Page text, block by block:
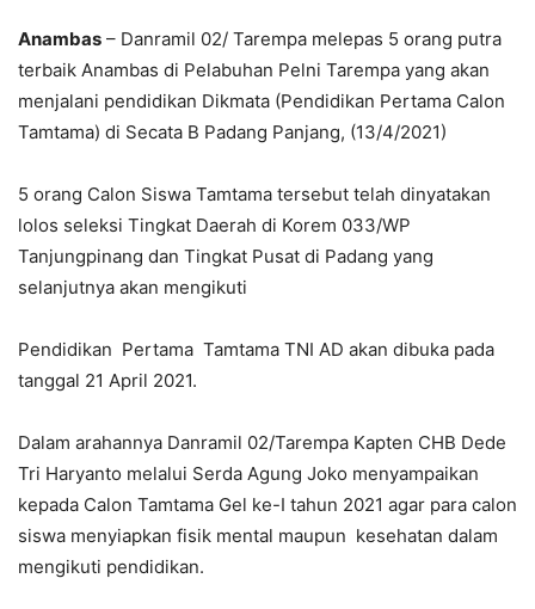
Anambas – Danramil 02/ Tarempa melepas 5 orang putra
terbaik Anambas di Pelabuhan Pelni Tarempa yang akan
menjalani pendidikan Dikmata (Pendidikan Pertama Calon
Tamtama) di Secata B Padang Panjang, (13/4/2021)
5 orang Calon Siswa Tamtama tersebut telah dinyatakan
lolos seleksi Tingkat Daerah di Korem 033/WP
Tanjungpinang dan Tingkat Pusat di Padang yang
selanjutnya akan mengikuti
Pendidikan Pertama Tamtama TNI AD akan dibuka pada
tanggal 21 April 2021.
Dalam arahannya Danramil 02/Tarempa Kapten CHB Dede
Tri Haryanto melalui Serda Agung Joko menyampaikan
kepada Calon Tamtama Gel ke-I tahun 2021 agar para calon
siswa menyiapkan fisik mental maupun kesehatan dalam
mengikuti pendidikan.